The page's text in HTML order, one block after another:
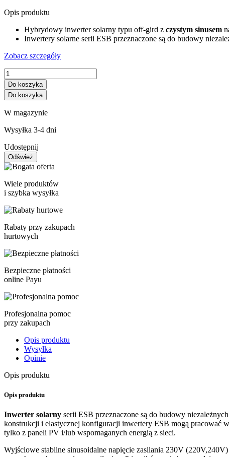
Opis produktu
Hybrydowy inwerter solarny typu off-gird z czystym sinusem
Inwertery solarne serii ESB przeznaczone są do budowy
Zobacz szczegóły
Do koszyka
Do koszyka
W magazynie
Wysyłka 3-4 dni
Udostępnij
Wiele produktów
i szybka wysyłka
Rabaty przy zakupach
hurtowych
Bezpieczne płatności
online Payu
Profesjonalna pomoc
przy zakupach
Opis produktu
Wysyłka
Opinie
Opis produktu
Opis produktu
Inwerter solarny serii ESB przeznaczone są do budowy
konstrukcji i elastycznej konfiguracji inwertery ESB mogą pracować
tylko z paneli PV i/lub wspomaganych energią z sieci.
Wyjściowe stabilne sinusoidalne napięcie zasilania 230V